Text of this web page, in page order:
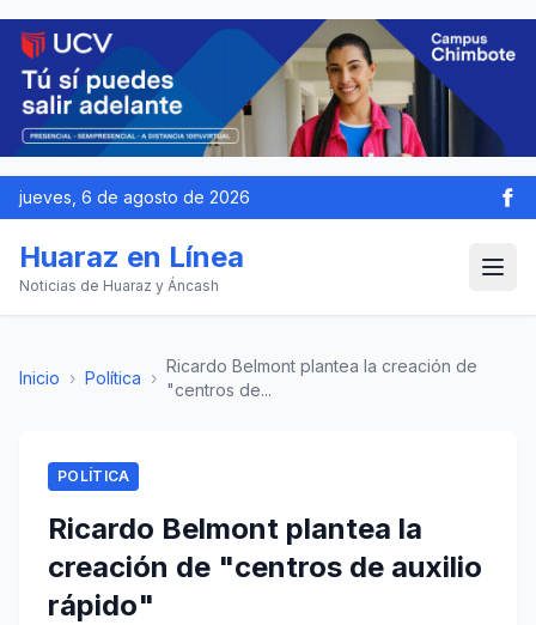
jueves, 6 de agosto de 2026
Huaraz en Línea
Noticias de Huaraz y Áncash
Inicio › Política ›
Ricardo Belmont plantea la creación de
"centros de...
POLÍTICA
Ricardo Belmont plantea la
creación de "centros de auxilio
rápido"